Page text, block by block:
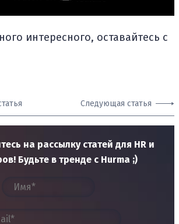
интересного, оставайтесь с
Следующая статья
на рассылку статей для HR и
Будьте в тренде с Hurma ;)